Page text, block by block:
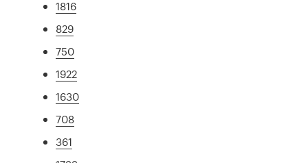
1816
829
750
1922
1630
708
361